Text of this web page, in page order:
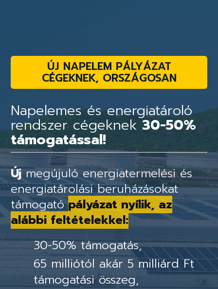
ÚJ NAPELEM PÁLYÁZAT
CÉGEKNEK, ORSZÁGOSAN
Napelemes és energiatároló
rendszer cégeknek30-50%
támogatással!
Újmegújuló energiatermelési és
energiatárolási beruházásokat
támogató pályázat nyílik, az
alábbi feltételekkel:
30-50% támogatás,
65 milliótól akár 5 milliárd Ft
támogatási összeg,